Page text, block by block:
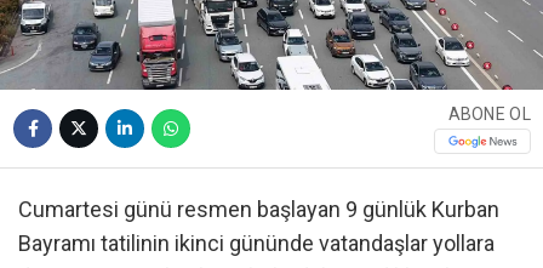
ABONE OL
Cumartesi günü resmen başlayan 9 günlük Kurban
Bayramı tatilinin ikinci gününde vatandaşlar yollara